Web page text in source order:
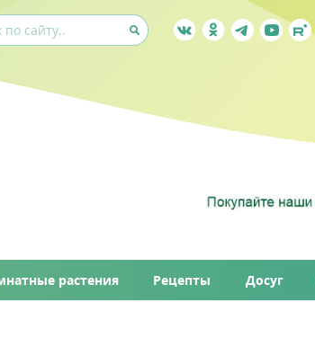
растения Рецепты Досуг